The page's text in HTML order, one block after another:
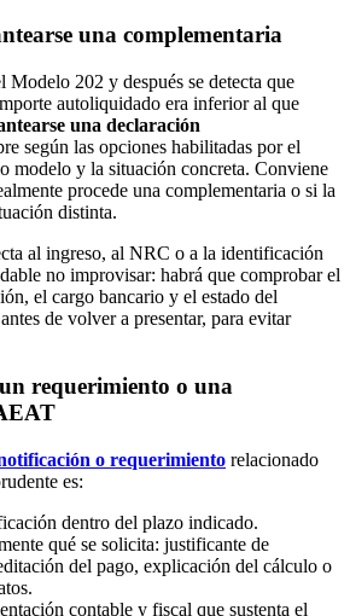
una complementaria
Modelo 202 y después se detecta que
autoliquidado era inferior al que
una declaración
según las opciones habilitadas por el
modelo y la situación concreta. Conviene
procede una complementaria o si la
distinta.
al ingreso, al NRC o a la identificación
no improvisar: habrá que comprobar el
el cargo bancario y el estado del
de volver a presentar, para evitar
requerimiento o una
o requerimiento relacionado
es:
dentro del plazo indicado.
qué se solicita: justificante de
del pago, explicación del cálculo o
contable y fiscal que sustenta el